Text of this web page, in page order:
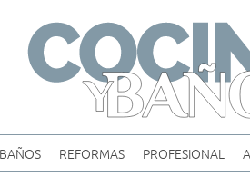
content
BAÑOS REFORMAS PROFESIONAL